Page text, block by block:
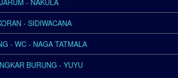
- NAKULA
- SIDIWACANA
- WC - NAGA TATMALA
BURUNG - YUYU